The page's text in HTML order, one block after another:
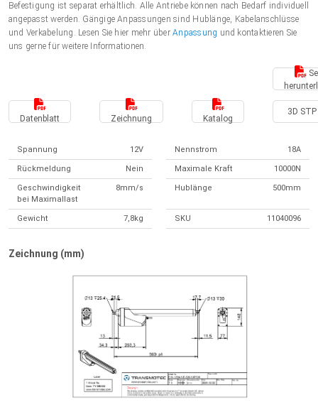
Suomi (EUR)
Befestigung ist separat erhältlich. Alle Antriebe können nach Bedarf individuell
angepasst werden. Gängige Anpassungen sind Hublänge, Kabelanschlüsse
und Verkabelung. Lesen Sie hier mehr überAnpassung und kontaktieren Sie
uns gerne für weitere Informationen.
Datenblatt Zeichnung Katalog
3D STP
Spannung 12V Nennstrom 18A
Rückmeldung Nein Maximale Kraft 10000N
Geschwindigkeit
bei Maximallast
8mm/s Hublänge 500mm
Gewicht 7,8kg SKU 11040096
Zeichnung (mm)